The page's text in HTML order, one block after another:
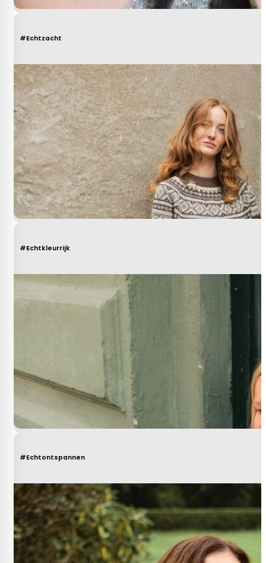
#Echtzacht
#Echtkleurrijk
#Echtontspannen